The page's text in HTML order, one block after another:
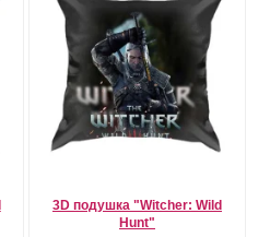
3D подушка "Witcher: Wild
Hunt"